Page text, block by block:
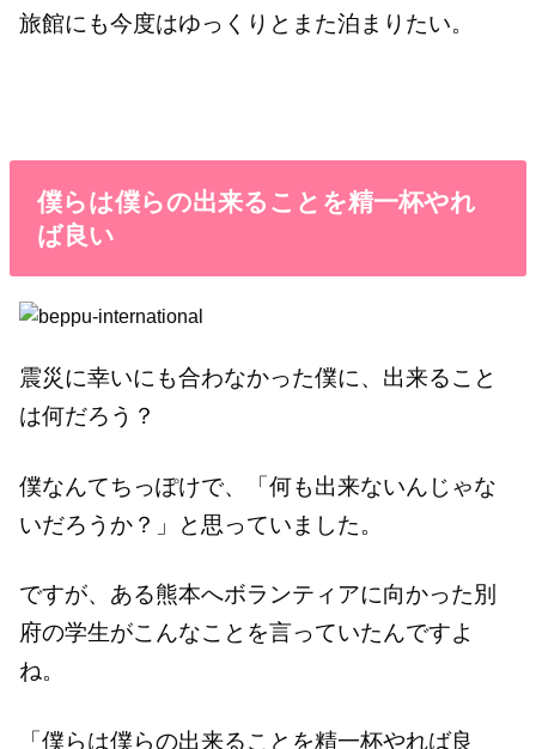
旅館にも今度はゆっくりとまた泊まりたい。
僕らは僕らの出来ることを精一杯やれ
ば良い
震災に幸いにも合わなかった僕に、出来ること
は何だろう？
僕なんてちっぽけで、「何も出来ないんじゃな
いだろうか？」と思っていました。
ですが、ある熊本へボランティアに向かった別
府の学生がこんなことを言っていたんですよ
ね。
「僕らは僕らの出来ることを精一杯やれば良